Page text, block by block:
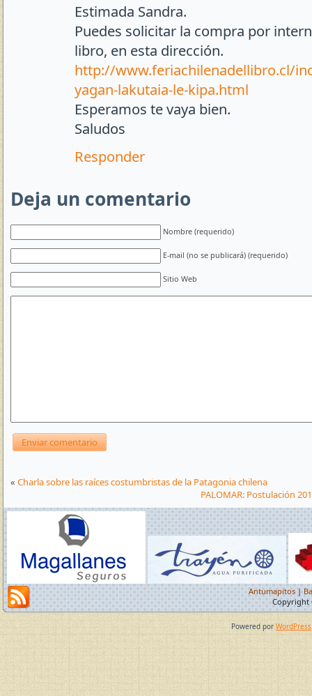
Estimada Sandra.
Puedes solicitar la compra por
libro, en esta dirección.
http://www.feriachilenadellibro.cl/
yagan-lakutaia-le-kipa.html
Esperamos te vaya bien.
Saludos
Responder
Deja un comentario
Nombre (requerido)
E-mail (no se publicará) (requerido)
Sitio Web
« Charla sobre las raíces costumbristas de la Patagonia chilena
PALOMAR: Postulación
Antumapitos|
Copyright
Powered por WordPress